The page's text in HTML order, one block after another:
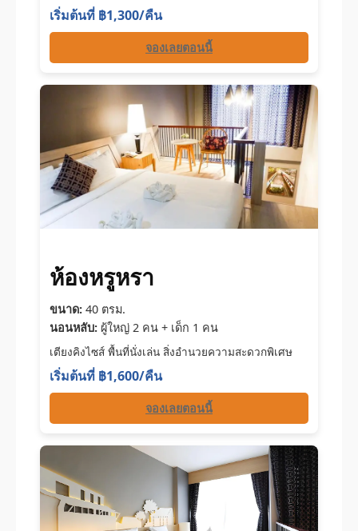
เริ่มต้นที่ ฿1,300/คืน
จองเลยตอนนี้
ห้องหรูหรา
ขนาด: 40 ตรม.
นอนหลับ: ผู้ใหญ่ 2 คน + เด็ก 1 คน
เตียงคิงไซส์ พื้นที่นั่งเล่น สิ่งอำนวยความสะดวกพิเศษ
เริ่มต้นที่ ฿1,600/คืน
จองเลยตอนนี้